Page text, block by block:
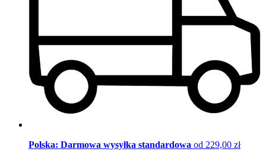
Polska: Darmowa wysyłka standardowa od 229,00 zł